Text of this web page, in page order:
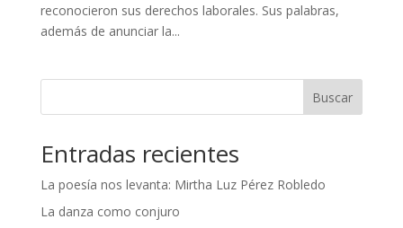
reconocieron sus derechos laborales. Sus palabras,
además de anunciar la...
Buscar
Entradas recientes
La poesía nos levanta: Mirtha Luz Pérez Robledo
La danza como conjuro